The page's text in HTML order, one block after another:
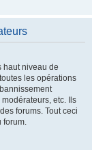
haut niveau de
les opérations
etc. Ils
forums. Tout ceci
forum.